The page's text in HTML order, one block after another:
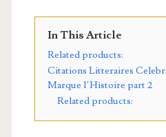
In This Article
Related products:
Citations Litteraires
Marque l’Histoire part 2
Related products: